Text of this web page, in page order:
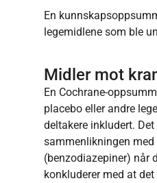
En
legemidlene som ble
Midler mot
En Cochrane-
placebo eller andre
deltakere inkludert.
sammenlikningen
(benzodiazepiner) når
konkluderer med at